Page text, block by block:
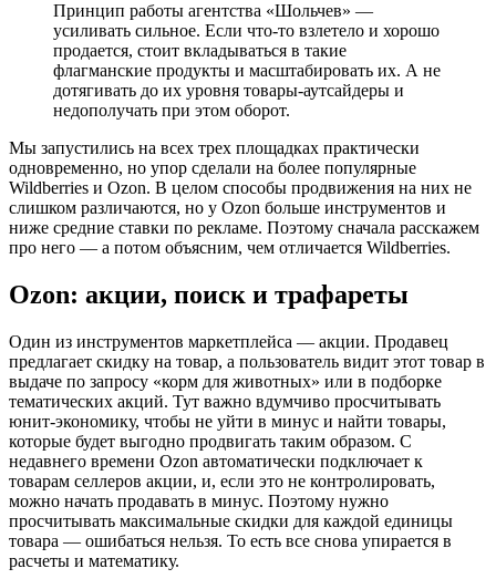
Принцип работы агентства «Шольчев» —
усиливать сильное. Если что-то взлетело и хорошо
продается, стоит вкладываться в такие
флагманские продукты и масштабировать их. А не
дотягивать до их уровня товары-аутсайдеры и
недополучать при этом оборот.
Мы запустились на всех трех площадках практически
одновременно, но упор сделали на более популярные
Wildberries и Ozon. В целом способы продвижения на них не
слишком различаются, но у Ozon больше инструментов и
ниже средние ставки по рекламе. Поэтому сначала расскажем
про него — а потом объясним, чем отличается Wildberries.
Ozon: акции, поиск и трафареты
Один из инструментов маркетплейса — акции. Продавец
предлагает скидку на товар, а пользователь видит этот товар в
выдаче по запросу «корм для животных» или в подборке
тематических акций. Тут важно вдумчиво просчитывать
юнит-экономику, чтобы не уйти в минус и найти товары,
которые будет выгодно продвигать таким образом. С
недавнего времени Ozon автоматически подключает к
товарам селлеров акции, и, если это не контролировать,
можно начать продавать в минус. Поэтому нужно
просчитывать максимальные скидки для каждой единицы
товара — ошибаться нельзя. То есть все снова упирается в
расчеты и математику.